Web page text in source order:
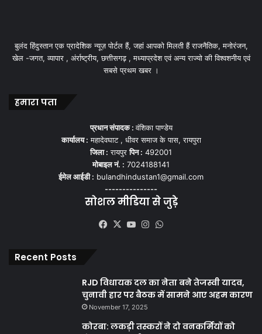
बुलंद हिंदुस्तान एक प्रादेशिक न्यूज़ पोर्टल हैं, जहां आपको मिलती हैं राजनैतिक, मनोरंजन,
खेल -जगत, व्यापार , अंर्राष्ट्रीय, छत्तीसगढ़ , मध्याप्रदेश एवं अन्य राज्यो की विश्वशनीय एवं
सबसे प्रथम खबर ।
हमारा पता
प्रधान संपादक :वंशिका पाण्डेय
कार्यालय : महादेवघाट , धीवर समाज के पास, रायपुरा
जिला : रायपुरपिन : 492001
मोबाइल नं. : 7024188141
ईमेल आईडी : bulandhindustan1@gmail.com
---------------
सोशल मीडिया से जुड़े
Facebook
X YouTubeInstagram
Recent Posts
RJD विधायक दल का नेता बने तेजस्वी यादव,
चुनावी हार पर बैठक में सामने आए अहम कारण
November 17, 2025
कोरबा: लकड़ी तस्करों ने दो वनकर्मियों को